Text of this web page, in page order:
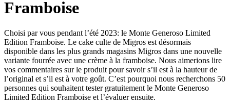
Framboise
Choisi par vous pendant l’été 2023: le Monte Generoso Limited
Edition Framboise. Le cake culte de Migros est désormais
disponible dans les plus grands magasins Migros dans une nouvelle
variante fourrée avec une crème à la framboise. Nous aimerions lire
vos commentaires sur le produit pour savoir s’il est à la hauteur de
l’original et s’il est à votre goût. C’est pourquoi nous recherchons 50
personnes qui souhaitent tester gratuitement le Monte Generoso
Limited Edition Framboise et l’évaluer ensuite.